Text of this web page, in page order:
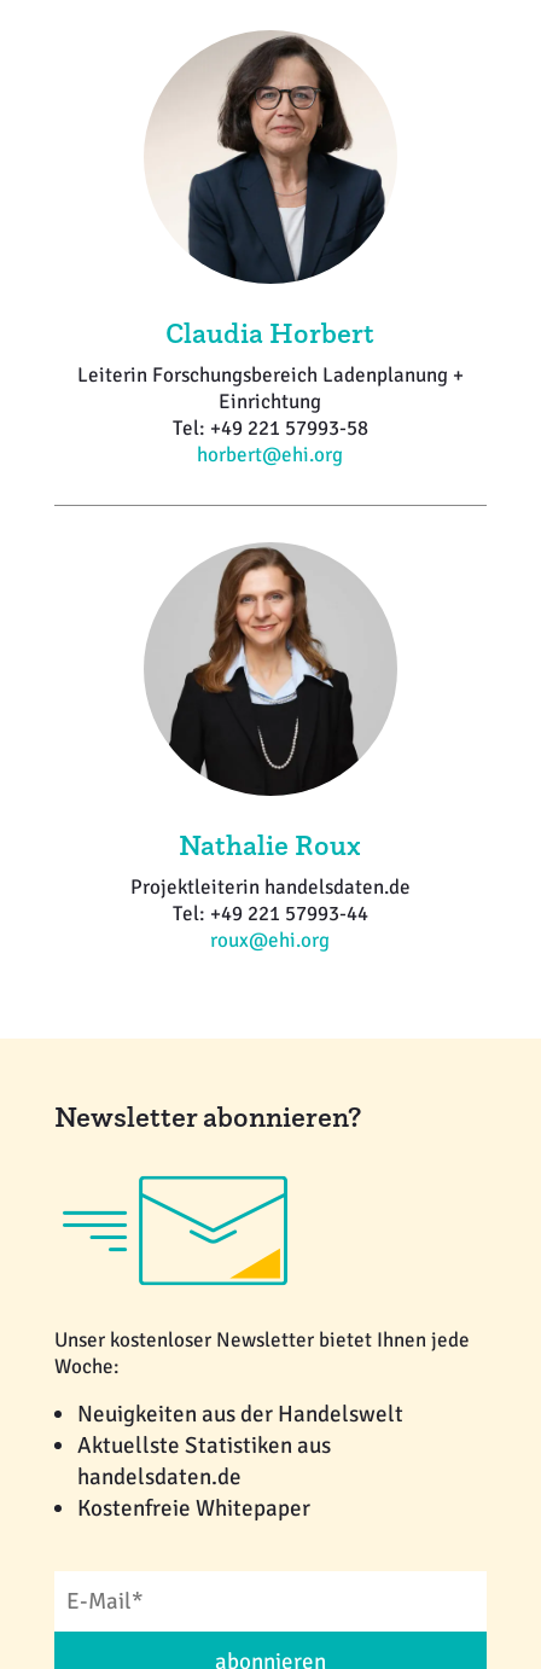
Claudia Horbert
Leiterin Forschungsbereich Ladenplanung +
Einrichtung
Tel: +49 221 57993-58
horbert@ehi.org
Nathalie Roux
Projektleiterin handelsdaten.de
Tel: +49 221 57993-44
roux@ehi.org
Newsletter abonnieren?
Unser kostenloser Newsletter bietet Ihnen jede
Woche:
Neuigkeiten aus der Handelswelt
Aktuellste Statistiken aus
handelsdaten.de
Kostenfreie Whitepaper
abonnieren